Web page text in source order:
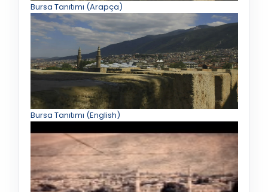
Bursa Tanıtımı (Arapça)
Bursa Tanıtımı (English)